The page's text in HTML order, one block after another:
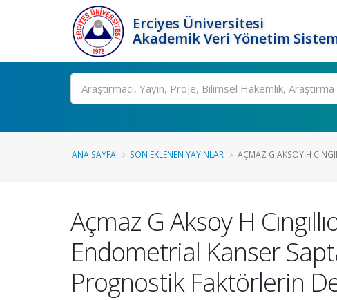
Erciyes Üniversitesi
Akademik Veri Yönetim
Ara
ANA SAYFA SON EKLENEN YAYINLAR AÇMAZ G AKSOY H
Açmaz G Aksoy H
Endometrial Kanser
Prognostik Faktörlerin